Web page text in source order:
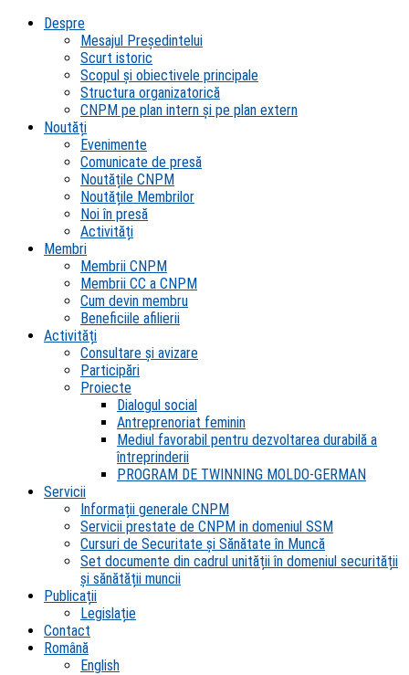
Despre
Mesajul Președintelui
Scurt istoric
Scopul şi obiectivele principale
Structura organizatorică
CNPM pe plan intern şi pe plan extern
Noutăți
Evenimente
Comunicate de presă
Noutățile CNPM
Noutățile Membrilor
Noi în presă
Activități
Membri
Membrii CNPM
Membrii CC a CNPM
Cum devin membru
Beneficiile afilierii
Activități
Consultare și avizare
Participări
Proiecte
Dialogul social
Antreprenoriat feminin
Mediul favorabil pentru dezvoltarea durabilă a
întreprinderii
PROGRAM DE TWINNING MOLDO-GERMAN
Servicii
Informații generale CNPM
Servicii prestate de CNPM in domeniul SSM
Cursuri de Securitate și Sănătate în Muncă
Set documente din cadrul unității în domeniul securității
și sănătății muncii
Publicații
Legislație
Contact
Română
English